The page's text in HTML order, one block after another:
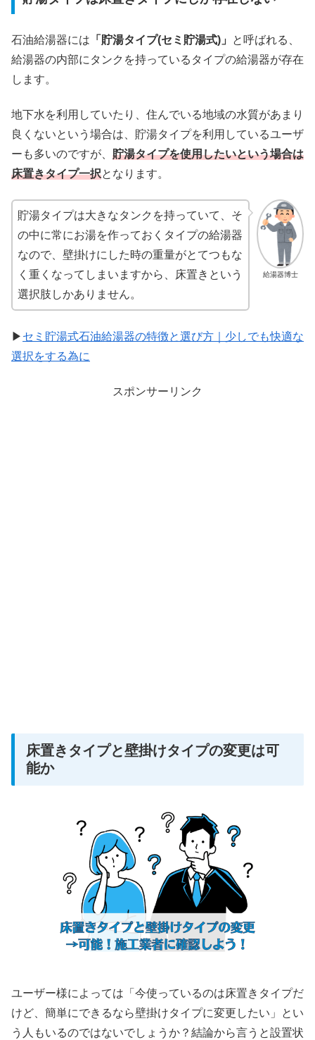
石油給湯器には 「貯湯タイプ(セミ貯湯式)」
と呼ばれる、
給湯器の内部にタンクを持っているタイプの給湯器が存在
します。
地下水を利用していたり、住んでいる地域の水質があまり
良くないという場合は、貯湯タイプを利用しているユーザ
ーも多いのですが、 貯湯タイプを使用したいという場合は
床置きタイプ一択となります。
給湯器博士
貯湯タイプは大きなタンクを持っていて、そ
の中に常にお湯を作っておくタイプの給湯器
なので、壁掛けにした時の重量がとてつもな
く重くなってしまいますから、床置きという
選択肢しかありません。
▶ セミ貯湯式石油給湯器の特徴と選び方｜少しでも快適な
選択をする為に
スポンサーリンク
床置きタイプと壁掛けタイプの変更は可
能か
ユーザー様によっては「今使っているのは床置きタイプだ
けど、簡単にできるなら壁掛けタイプに変更したい」とい
う人もいるのではないでしょうか？結論から言うと設置状